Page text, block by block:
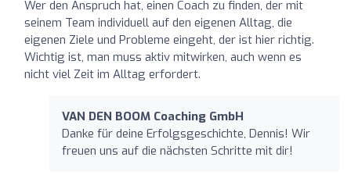
Wer den Anspruch hat, einen Coach zu finden, der mit
seinem Team individuell auf den eigenen Alltag, die
eigenen Ziele und Probleme eingeht, der ist hier richtig.
Wichtig ist, man muss aktiv mitwirken, auch wenn es
nicht viel Zeit im Alltag erfordert.
VAN DEN BOOM Coaching GmbH
Danke für deine Erfolgsgeschichte, Dennis! Wir
freuen uns auf die nächsten Schritte mit dir!